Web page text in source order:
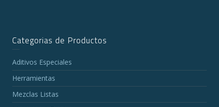
Categorias de Productos
Aditivos Especiales
Herramientas
Mezclas Listas